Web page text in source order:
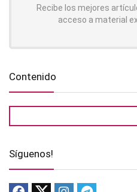
Recibe los mejores
acceso a material
Contenido
Síguenos!